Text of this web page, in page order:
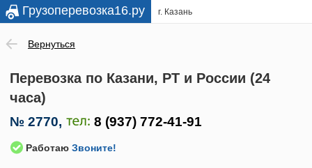
Грузоперевозка16.ру г. Казань
Вернуться
Перевозка по Казани, РТ и России (24
часа)
№ 2770,
Работаю Звоните!